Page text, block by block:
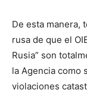
De esta manera,
rusa de que el
Rusia” son
la Agencia como
violaciones